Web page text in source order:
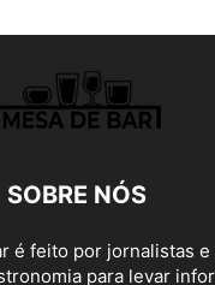
SOBRE NÓS
é feito por jornalistas
para levar